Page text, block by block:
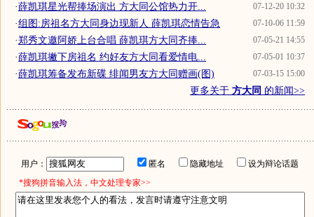
07-12-20 10:32
·薛凯琪星光帮捧场演出 方大同公馆热力开...
07-10-06 11:59
·组图:房祖名方大同身边现新人 薛凯琪恋情告急
07-05-21 14:55
·郑秀文邀阿娇上台合唱 薛凯琪方大同齐捧...
07-05-01 10:37
·薛凯琪撇下房祖名 约好友方大同看爱情电...
07-03-15 15:00
·薛凯琪筹备发布新碟 绯闻男友方大同赠画(图)
更多关于 方大同 的新闻>>
用户： 匿名 隐藏地址
设为辩论话题
*搜狗拼音输入法，中文处理专家>>